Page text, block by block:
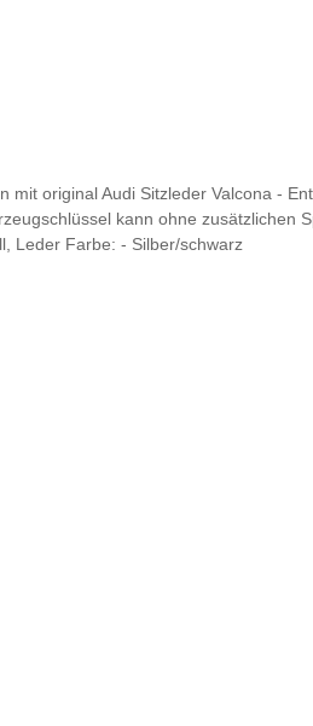
original Audi Sitzleder Valcona -
kann ohne zusätzlichen
Leder Farbe: - Silber/schwarz